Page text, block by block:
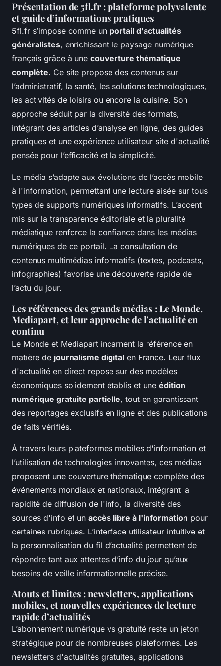
Présentation de 5fl.fr : plateforme polyvalente
et guide d’informations pratiques
5fl.fr s’impose comme un portail d'actualités
généralistes, enrichissant le paysage numérique
français grâce à une couverture thématique
complète. Ce site propose des contenus sur
l’administratif, la santé, les solutions technologiques,
les activités de loisirs ou encore la cuisine. Son
approche séduit par la diversité des formats,
intégrant des articles d’analyse en ligne, des guides
pratiques et une expérience utilisateur site d'actualité
pensée pour l’efficacité et la simplicité.
Le média s’adapte aux évolutions de l’accès mobile
à l'information, permettant une lecture aisée sur tous
types de supports numériques informatifs. L’accent
mis sur la transparence éditoriale et la pluralité
médiatique renforce la confiance dans les médias
numériques de ce portail. La consultation de
contenus multimédias informatifs (textes, podcasts,
infographies) favorise une découverte rapide de
l’actu du jour.
Les références des grands médias : Le Monde,
Mediapart, et leur approche de l’actualité en
continu
Le Monde et Mediapart incarnent la référence en
matière de journalisme digital en France. Leur flux
d'actualité en direct repose sur des modèles
économiques solidement établis et une édition
numérique gratuite partielle, tout en garantissant
des reportages exclusifs en ligne et des publications
de faits vérifiés.
À travers leurs plateformes mobiles d'information et
l’utilisation de technologies innovantes, ces médias
proposent une couverture thématique complète des
événements mondiaux et nationaux, intégrant la
rapidité de diffusion de l'info, la diversité des
sources d'info et un accès libre à l'information pour
certaines rubriques. L’interface utilisateur intuitive et
la personnalisation du fil d’actualité permettent de
répondre tant aux attentes d’info du jour qu’aux
besoins de veille informationnelle précise.
Atouts et limites : newsletters, applications
mobiles, et nouvelles expériences de lecture
rapide d’actualités
L’abonnement numérique vs gratuité reste un jeton
stratégique pour de nombreuses plateformes. Les
newsletters d'actualités gratuites, applications